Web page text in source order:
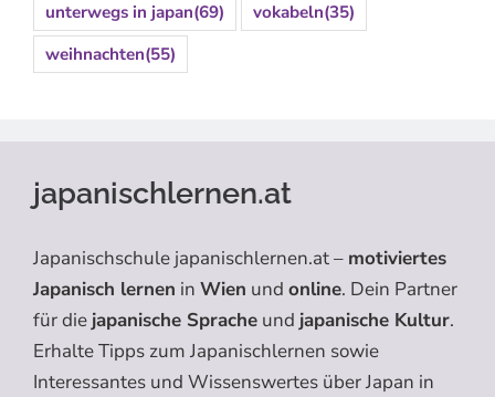
unterwegs in japan(69) vokabeln(35)
weihnachten(55)
japanischlernen.at
Japanischschule japanischlernen.at – motiviertes
Japanisch lernen in Wien und online. Dein Partner
für die japanische Sprache und japanische Kultur.
Erhalte Tipps zum Japanischlernen sowie
Interessantes und Wissenswertes über Japan in